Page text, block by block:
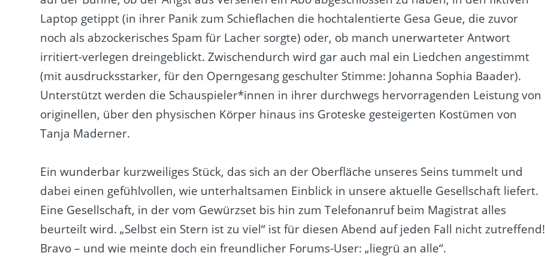
Laptop getippt (in ihrer Panik zum Schieflachen die hochtalentierte Gesa Geue, die zuvor
noch als abzockerisches Spam für Lacher sorgte) oder, ob manch unerwarteter Antwort
irritiert-verlegen dreingeblickt. Zwischendurch wird gar auch mal ein Liedchen angestimmt
(mit ausdrucksstarker, für den Operngesang geschulter Stimme: Johanna Sophia Baader).
Unterstützt werden die Schauspieler*innen in ihrer durchwegs hervorragenden Leistung von
originellen, über den physischen Körper hinaus ins Groteske gesteigerten Kostümen von
Tanja Maderner.
Ein wunderbar kurzweiliges Stück, das sich an der Oberfläche unseres Seins tummelt und
dabei einen gefühlvollen, wie unterhaltsamen Einblick in unsere aktuelle Gesellschaft liefert.
Eine Gesellschaft, in der vom Gewürzset bis hin zum Telefonanruf beim Magistrat alles
beurteilt wird. „Selbst ein Stern ist zu viel“ ist für diesen Abend auf jeden Fall nicht zutreffend!
Bravo – und wie meinte doch ein freundlicher Forums-User: „liegrü an alle“.